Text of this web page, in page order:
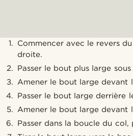
Commencer avec le revers
droite.
Passer le bout plus large
Amener le bout large devant
Passer le bout large derrière
Amener le bout large devant
Passer dans la boucle du col,